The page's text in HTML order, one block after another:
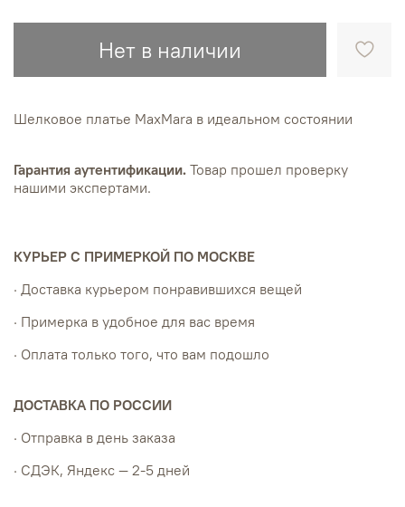
Нет в наличии
Шелковое платье MaxMara в идеальном состоянии
Гарантия аутентификации. Товар прошел проверку
нашими экспертами.
КУРЬЕР С ПРИМЕРКОЙ ПО МОСКВЕ
· Доставка курьером понравившихся вещей
· Примерка в удобное для вас время
· Оплата только того, что вам подошло
ДОСТАВКА ПО РОССИИ
· Отправка в день заказа
· СДЭК, Яндекс — 2-5 дней